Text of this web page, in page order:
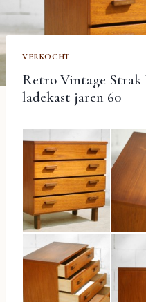
VERKOCHT
Retro Vintage Strak
ladekast jaren 60